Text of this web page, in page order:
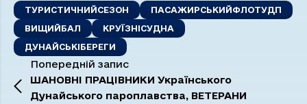
ТУРИСТИЧНИЙСЕЗОН
ПАСАЖИРСЬКИЙФЛОТУДП
ВИЩИЙБАЛ
КРУЇЗНІСУДНА
ДУНАЙСЬКІБЕРЕГИ
Попередній запис
ШАНОВНІ ПРАЦІВНИКИ Українського
Дунайського пароплавства, ВЕТЕРАНИ